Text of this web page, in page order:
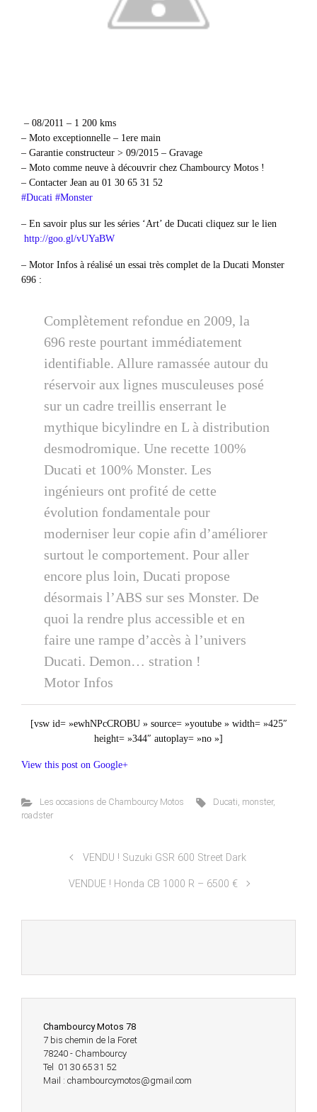
– 08/2011 – 1 200 kms
– Moto exceptionnelle – 1ere main
– Garantie constructeur > 09/2015 – Gravage
– Moto comme neuve à découvrir chez Chambourcy Motos !
– Contacter Jean au 01 30 65 31 52
#Ducati #Monster
– En savoir plus sur les séries ‘Art’ de Ducati cliquez sur le lien
http://goo.gl/vUYaBW
– Motor Infos à réalisé un essai très complet de la Ducati Monster
696 :
Complètement refondue en 2009, la
696 reste pourtant immédiatement
identifiable. Allure ramassée autour du
réservoir aux lignes musculeuses posé
sur un cadre treillis enserrant le
mythique bicylindre en L à distribution
desmodromique. Une recette 100%
Ducati et 100% Monster. Les
ingénieurs ont profité de cette
évolution fondamentale pour
moderniser leur copie afin d’améliorer
surtout le comportement. Pour aller
encore plus loin, Ducati propose
désormais l’ABS sur ses Monster. De
quoi la rendre plus accessible et en
faire une rampe d’accès à l’univers
Ducati. Demon… stration !
Motor Infos
[vsw id= »ewhNPcCROBU » source= »youtube » width= »425″
height= »344″ autoplay= »no »]
View this post on Google+
Les occasions de Chambourcy Motos Ducati, monster,
roadster
VENDU ! Suzuki GSR 600 Street Dark
VENDUE ! Honda CB 1000 R – 6500 €
Chambourcy Motos 78
7 bis chemin de la Foret
78240 - Chambourcy
Tel 01 30 65 31 52
Mail : chambourcymotos@gmail.com